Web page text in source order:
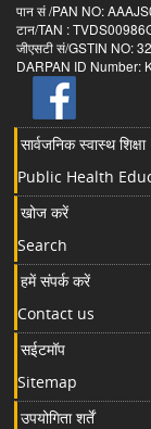
पान सं /PAN NO:
टान/TAN :
जीएसटी सं/GSTIN
DARPAN ID Number:
सार्वजनिक स्वास्थ शिक्षा
Public Health
खोज करें
Search
हमें संपर्क करें
Contact us
सईटमॉप
Sitemap
उपयोगिता शर्तें